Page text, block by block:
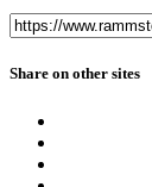
Share on other sites